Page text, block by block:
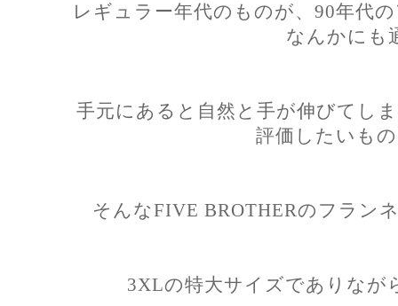
レギュラー年代のものが、90年代
なんかにも
手元にあると自然と手が伸びてし
評価したいも
そんなFIVE BROTHERのフラン
3XLの特大サイズでありなが